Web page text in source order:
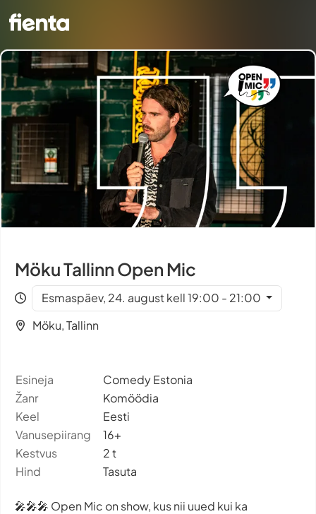
Möku Tallinn Open Mic
Esmaspäev, 24. august kell 19:00 - 21:00
Möku, Tallinn
Esineja
Comedy Estonia
Žanr
Komöödia
Keel
Eesti
Vanusepiirang
16+
Kestvus
2 t
Hind
Tasuta
🎤🎤🎤 Open Mic on show, kus nii uued kui ka